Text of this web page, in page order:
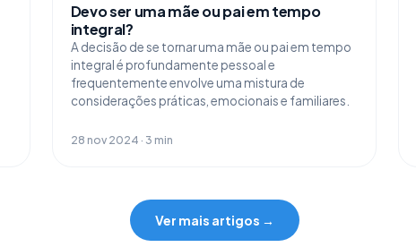
Devo ser uma mãe ou pai em tempo
integral?
A decisão de se tornar uma mãe ou pai em tempo
integral é profundamente pessoal e
frequentemente envolve uma mistura de
considerações práticas, emocionais e familiares.
28 nov 2024 · 3 min
Ver mais artigos →